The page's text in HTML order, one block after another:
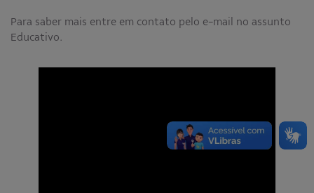
Para saber mais entre em contato pelo e-mail no assunto
Educativo.